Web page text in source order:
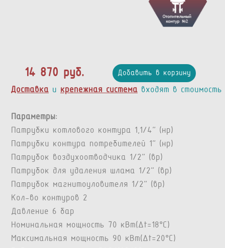
14 870 руб. Добавить в корзину
Доставка и крепежная система входят в стоимость
Параметры:
Патрубки котлового контура 1,1/4” (нр)
Патрубки контура потребителей 1” (нр)
Патрубок воздухоотводчика 1/2” (вр)
Патрубок для удаления шлама 1/2” (вр)
Патрубок магнитоуловителя 1/2" (вр)
Кол-во контуров 2
Давление 6 бар
Номинальная мощность 70 кВт(Δt=18°C)
Максимальная мощность 90 кВт(Δt=20°C)